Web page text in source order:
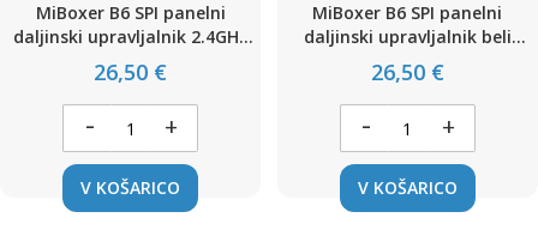
MiBoxer B6 SPI panelni
daljinski upravljalnik 2.4GHz
za dinamične LED trakove
(stenski kontroler RGB SPI)
26,50 €
- +
V KOŠARICO
MiBoxer B6 SPI panelni
daljinski upravljalnik beli
2.4GHz za dinamične LED
trakove (stenski kontroler
RGB SPI)
26,50 €
- +
V KOŠARICO